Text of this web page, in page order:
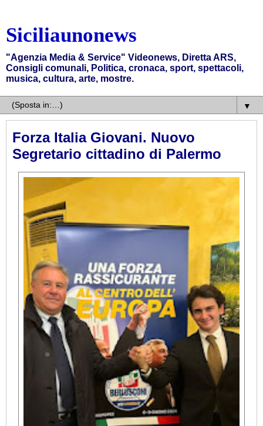
Siciliaunonews
"Agenzia Media & Service" Videonews, Diretta ARS,
Consigli comunali, Politica, cronaca, sport, spettacoli,
musica, cultura, arte, mostre.
▼
Forza Italia Giovani. Nuovo
Segretario cittadino di Palermo